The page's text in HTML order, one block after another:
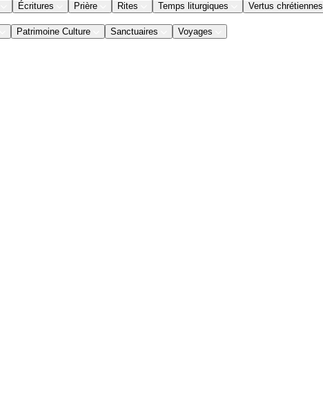
Écritures Prière Rites Temps liturgiques Vertus chrétiennes
Patrimoine Culture Sanctuaires Voyages